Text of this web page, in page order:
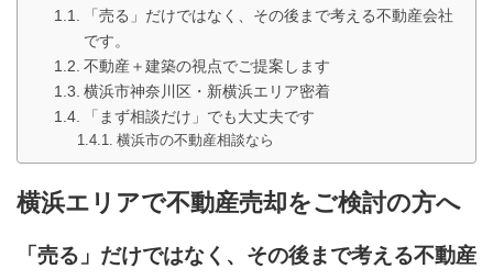
「売る」だけではなく、その後まで考える不動産会社
です。
不動産＋建築の視点でご提案します
横浜市神奈川区・新横浜エリア密着
「まず相談だけ」でも大丈夫です
横浜市の不動産相談なら
横浜エリアで不動産売却をご検討の方へ
「売る」だけではなく、その後まで考える不動産